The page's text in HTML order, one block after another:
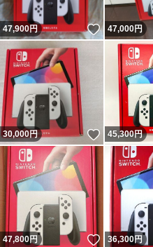
47,900円 いいね！
47,000円
30,000円 いいね！
45,300円
47,800円 いいね！
36,300円